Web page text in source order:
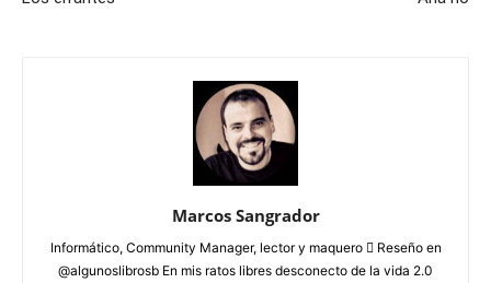
Marcos Sangrador
Informático, Community Manager, lector y maquero  Reseño en
@algunoslibrosb En mis ratos libres desconecto de la vida 2.0